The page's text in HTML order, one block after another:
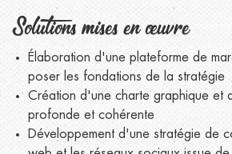
Solutions mises en œuvre
Élaboration d'une plateforme de
poser les fondations de la stratégie
Création d'une charte graphique et
profonde et cohérente
Développement d'une stratégie de